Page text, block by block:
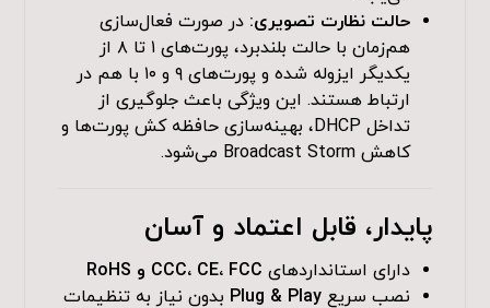
حالت نظارت تصویری: در صورت فعال‌سازی
هم‌زمان با حالت بلندبرد، پورت‌های ۱ تا ۸ از
یکدیگر ایزوله شده و پورت‌های ۹ و ۱۰ با هم در
ارتباط هستند. این ویژگی باعث جلوگیری از
تداخل DHCP، بهینه‌سازی حافظه کش پورت‌ها و
کاهش Broadcast Storm می‌شود.
پایدار، قابل اعتماد و آسان
دارای استانداردهای CCC، CE، FCC و RoHS
نصب سریعPlug & Play بدون نیاز به تنظیمات